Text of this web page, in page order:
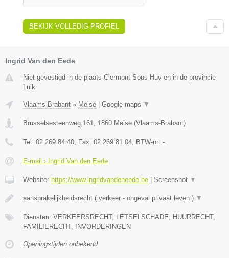
BEKIJK VOLLEDIG PROFIEL
Ingrid Van den Eede
Niet gevestigd in de plaats Clermont Sous Huy en in de provincie
Luik.
Vlaams-Brabant » Meise | Google maps ▼
Brusselsesteenweg 161 1860 Meise (Vlaams-Brabant)
Tel: 02 269 84 40 , Fax: 02 269 81 04 , BTW-nr: -
E-mail › Ingrid Van den Eede
Website: https://www.ingridvandeneede.be | Screenshot ▼
aansprakelijkheidsrecht ( verkeer - ongeval privaat leven ) ▼
Diensten: VERKEERSRECHT, LETSELSCHADE, HUURRECHT,
FAMILIERECHT, INVORDERINGEN
Openingstijden onbekend